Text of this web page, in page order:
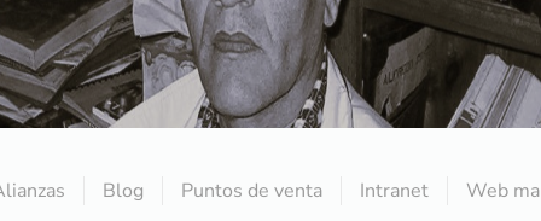
Blog Puntos de venta Intranet Web